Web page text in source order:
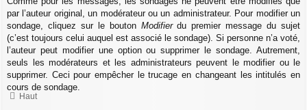
par l’auteur original, un modérateur ou un administrateur. Pour modifier un
sondage, cliquez sur le bouton Modifierdu premier message du sujet
(c’est toujours celui auquel est associé le sondage). Si personne n’a voté,
l’auteur peut modifier une option ou supprimer le sondage. Autrement,
seuls les modérateurs et les administrateurs peuvent le modifier ou le
supprimer. Ceci pour empêcher le trucage en changeant les intitulés en
cours de sondage.
Haut